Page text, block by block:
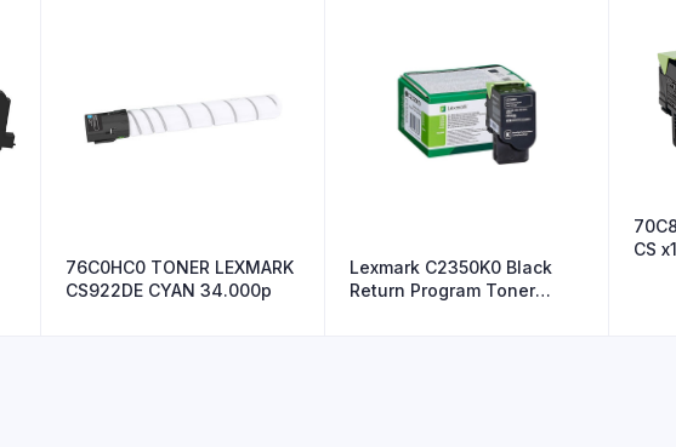
76C0HC0 TONER LEXMARK
CS922DE CYAN 34.000p
Lexmark C2350K0 Black
Return Program Toner
CS